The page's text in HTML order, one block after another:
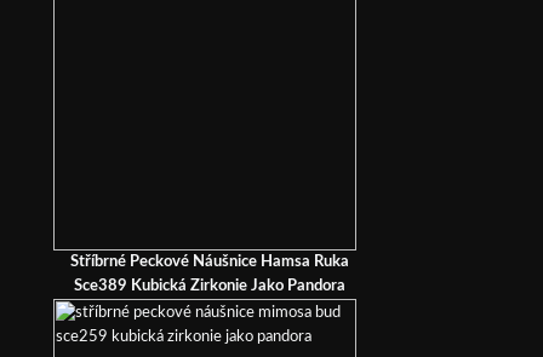
Stříbrné Peckové Náušnice Hamsa Ruka
Sce389 Kubická Zirkonie Jako Pandora